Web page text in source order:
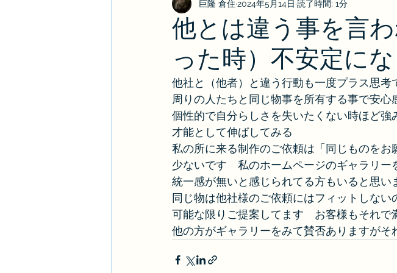
他とは違う事を言
った時）不安定に
巨隆 倉住 2024年5月14日 読了時間: 1分
他社と（他者）と違う行動も一度プラス思考
周りの人たちと同じ物事を所有する事で安
個性的で自分らしさを失いたくない時ほど強
才能として伸ばしてみる
私の所に来る制作のご依頼は「同じものをお
少ないです　私のホームページのギャラリー
統一感が無いと感じられてる方もいると思い
同じ物は他社様のご依頼にはフィットしな
可能な限りご提案してます　お客様もそれで
他の方がギャラリーをみて賛否ありますがそ